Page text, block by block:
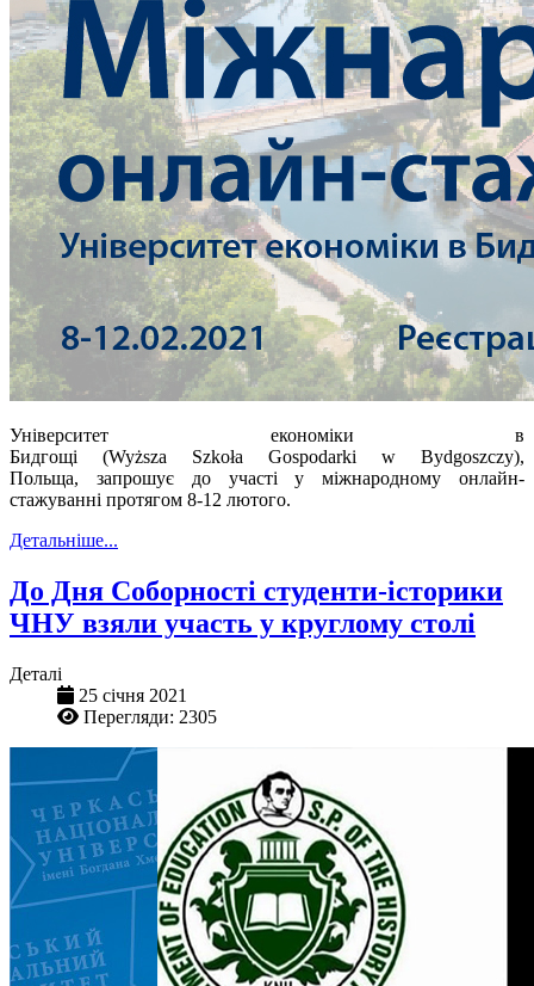
Університет економіки в
Бидгощі (Wyższa Szkoła Gospodarki w Bydgoszczy),
Польща, запрошує до участі у міжнародному онлайн-
стажуванні протягом 8-12 лютого.
Детальніше...
До Дня Соборності студенти-історики
ЧНУ взяли участь у круглому столі
Деталі
25 січня 2021
Перегляди: 2305